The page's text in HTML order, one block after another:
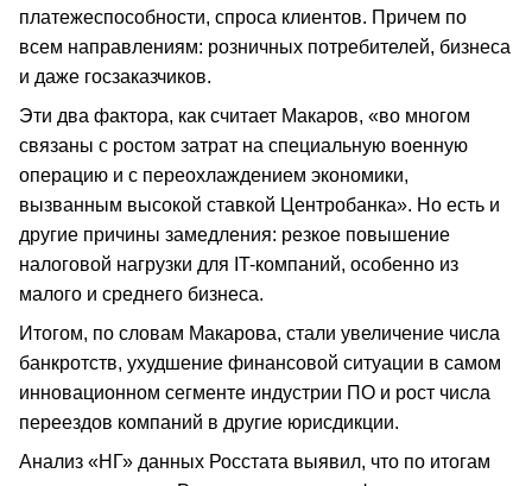
платежеспособности, спроса клиентов. Причем по
всем направлениям: розничных потребителей, бизнеса
и даже госзаказчиков.
Эти два фактора, как считает Макаров, «во многом
связаны с ростом затрат на специальную военную
операцию и с переохлаждением экономики,
вызванным высокой ставкой Центробанка». Но есть и
другие причины замедления: резкое повышение
налоговой нагрузки для IT-компаний, особенно из
малого и среднего бизнеса.
Итогом, по словам Макарова, стали увеличение числа
банкротств, ухудшение финансовой ситуации в самом
инновационном сегменте индустрии ПО и рост числа
переездов компаний в другие юрисдикции.
Анализ «НГ» данных Росстата выявил, что по итогам